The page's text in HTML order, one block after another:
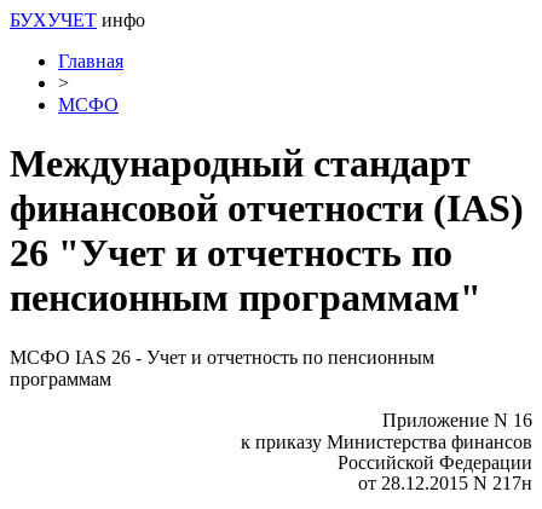
БУХУЧЕТ инфо
Главная
>
МСФО
Международный стандарт
финансовой отчетности (IAS)
26 "Учет и отчетность по
пенсионным программам"
МСФО IAS 26 - Учет и отчетность по пенсионным
программам
Приложение N 16
к приказу Министерства финансов
Российской Федерации
от 28.12.2015 N 217н